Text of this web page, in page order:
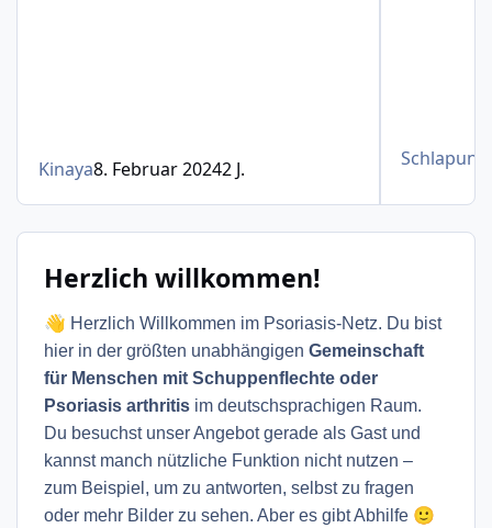
Kinaya8. Februar 20242 J.
Herzlich willkommen!
👋 Herzlich Willkommen im Psoriasis-Netz. Du bist
hier in der größten unabhängigen Gemeinschaft
für Menschen mit Schuppenflechte oder
Psoriasis arthritis im deutschsprachigen Raum.
Du besuchst unser Angebot gerade als Gast und
kannst manch nützliche Funktion nicht nutzen –
zum Beispiel, um zu antworten, selbst zu fragen
oder mehr Bilder zu sehen. Aber es gibt Abhilfe 🙂